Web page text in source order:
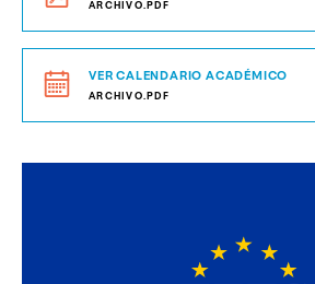
ARCHIVO.PDF
VER CALENDARIO ACADÉMICO
ARCHIVO.PDF